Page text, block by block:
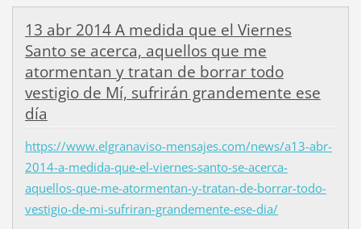
13 abr 2014 A medida que el Viernes
Santo se acerca, aquellos que me
atormentan y tratan de borrar todo
vestigio de Mí, sufrirán grandemente ese
día
https://www.elgranaviso-mensajes.com/news/a13-abr-
2014-a-medida-que-el-viernes-santo-se-acerca-
aquellos-que-me-atormentan-y-tratan-de-borrar-todo-
vestigio-de-mi-sufriran-grandemente-ese-dia/